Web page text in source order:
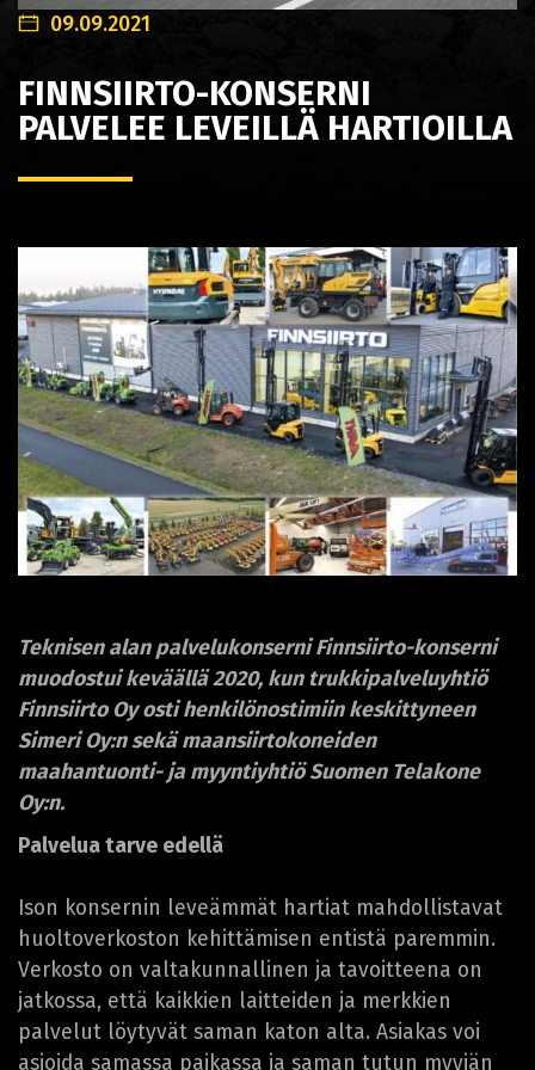
09.09.2021
FINNSIIRTO-KONSERNI
PALVELEE LEVEILLÄ HARTIOILLA
Teknisen alan palvelukonserni Finnsiirto-konserni
muodostui keväällä 2020, kun trukkipalveluyhtiö
Finnsiirto Oy osti henkilönostimiin keskittyneen
Simeri Oy:n sekä maansiirtokoneiden
maahantuonti- ja myyntiyhtiö Suomen Telakone
Oy:n.
Palvelua tarve edellä
Ison konsernin leveämmät hartiat mahdollistavat
huoltoverkoston kehittämisen entistä paremmin.
Verkosto on valtakunnallinen ja tavoitteena on
jatkossa, että kaikkien laitteiden ja merkkien
palvelut löytyvät saman katon alta. Asiakas voi
asioida samassa paikassa ja saman tutun myyjän